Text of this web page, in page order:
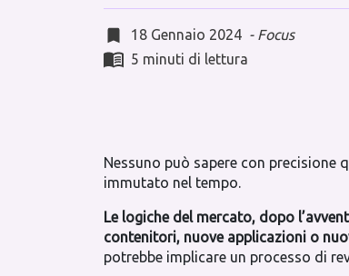
18 Gennaio 2024 - Focus
5 minuti di lettura
Nessuno può sapere con precisione
immutato nel tempo.
Le logiche del mercato, dopo
contenitori, nuove applicazioni o
potrebbe implicare un processo di